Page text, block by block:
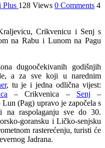
Plus 128 Views 0 Comments 4
Crikvenicu i Senj s
na Rabu i Lunom na Pagu
dugoočekivanih godišnjih
a za sve koji u narednim
, tu je i jedna odlična vijest:
– Crikvenica – Senj –
(Pag) upravo je započela s
na raspolaganju sve do 30.
goransku i Ličko-senjsku
rasterećenju, turisti će
Jadrana.